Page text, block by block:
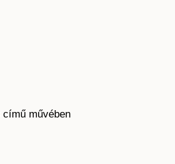
című művében